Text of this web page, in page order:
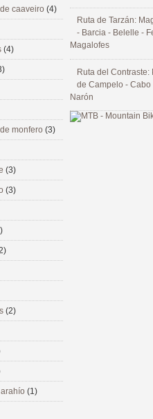
Ruta de Tarzán:
- Barcia - Belelle -
Magalofes
Ruta del Contraste:
de Campelo - Cabo
Narón
caaveiro (4)
(4)
monfero (3)
(3)
(3)
(2)
(1)